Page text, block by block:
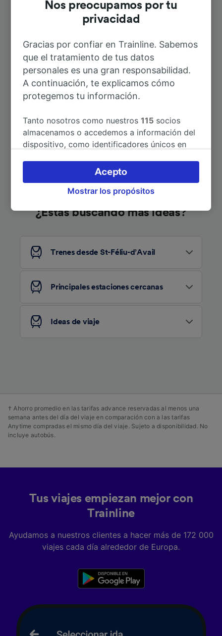
A Villefranche-Vernet-les-Bains
A Le Soler 4min
ver otros itinerarios
¿Estás buscando más ideas?
Trenes desde St-Féliu-d’Avail
Principales estaciones cercanas
Ideas de viaje
† Ahorro promedio en las tarifas advance reservadas al menos una
semana antes del día del viaje en comparación con a las tarifas
Anytime compradas el mismo día del viaje. Sujeto a disponibilidad. No
incluye autobús.
Tus viajes empiezan mejor con
Trainline
Ayudamos a nuestros clientes a hacer más de 172 000
viajes cada día alrededor de Europa.
Nos preocupamos por tu
privacidad
Gracias por confiar en Trainline. Sabemos
que el tratamiento de tus datos
personales es una gran responsabilidad.
A continuación, te explicamos cómo
protegemos tu información.
Tanto nosotros como nuestros115 socios
almacenamos o accedemos a información del
dispositivo, como identificadores únicos en
Puedes aceptar o administrar tus preferencias
haciendo clic abajo, incluido el derecho de
oposición en función de tu interés legítimo o,
de la política de privacidad. Tus preferencias
afectarán a los datos de navegación. Tus
datos no se utilizarán con fines de rastreo si
Tanto nosotros como nuestros asociados
tratamos los datos para proporcionar:
Utilizar datos de localización geográfica
precisa. Analizar activamente las
características del dispositivo para su
identificación. Almacenar la información en un
Lista de asociados (proveedores)
Mostrar los propósitos
Acepto